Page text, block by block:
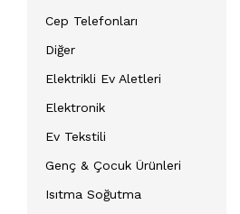
Cep Telefonları
Diğer
Elektrikli Ev Aletleri
Elektronik
Ev Tekstili
Genç & Çocuk Ürünleri
Isıtma Soğutma